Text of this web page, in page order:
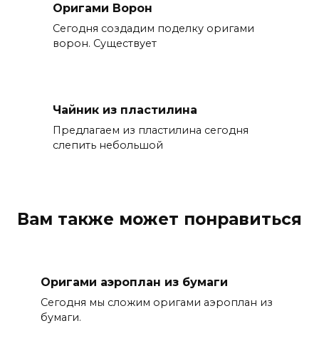
Оригами Ворон
Сегодня создадим поделку оригами
ворон. Существует
Чайник из пластилина
Предлагаем из пластилина сегодня
слепить небольшой
Вам также может понравиться
Оригами аэроплан из бумаги
Сегодня мы сложим оригами аэроплан из
бумаги.